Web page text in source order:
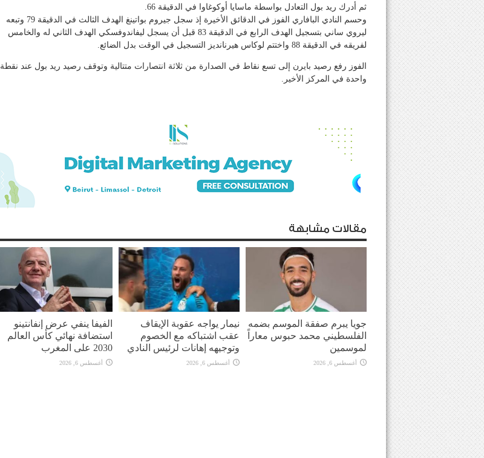
ثم أدرك ريد بول التعادل بواسطة ماسايا أوكوغاوا في الدقيقة 66.
وحسم النادي البافاري الفوز في الدقائق الأخيرة إذ سجل جيروم بواتينغ الهدف الثالث في الدقيقة 79 وتبعه
ليروي ساني بتسجيل الهدف الرابع في الدقيقة 83 قبل أن يسجل ليفاندوفسكي الهدف الثاني له والخامس
لفريقه في الدقيقة 88 واختتم لوكاس هيرنانديز التسجيل في الوقت بدل الضائع.
الفوز رفع رصيد بايرن إلى تسع نقاط في الصدارة من ثلاثة انتصارات متتالية وتوقف رصيد ريد بول عند نقطة
واحدة في المركز الأخير.
مقالات مشابهة
جويا يبرم صفقة الموسم بضمه
الفلسطيني محمد حبوس معاراً
لموسمين
أغسطس 6, 2026
نيمار يواجه عقوبة الإيقاف
عقب اشتباكه مع الخصوم
وتوجيهه إهانات لرئيس النادي
أغسطس 6, 2026
الفيفا ينفي عرض إنفانتينو
استضافة نهائي كأس العالم
2030 على المغرب
أغسطس 6, 2026